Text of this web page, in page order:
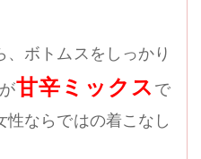
、ボトムスをしっかり
甘辛ミックス で
性ならではの着こなし